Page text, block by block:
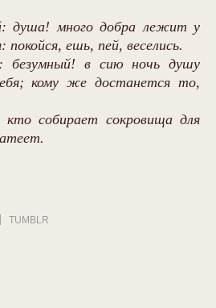
душа! много добра лежит у
ешь, пей, веселись.
безумный! в сию ночь душу
кому же достанется то,
собирает сокровища для
TUMBLR